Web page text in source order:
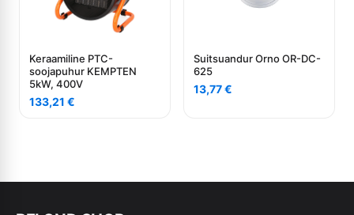
Keraamiline PTC-
soojapuhur KEMPTEN
5kW, 400V
133,21 €
Suitsuandur Orno OR-DC-
625
13,77€